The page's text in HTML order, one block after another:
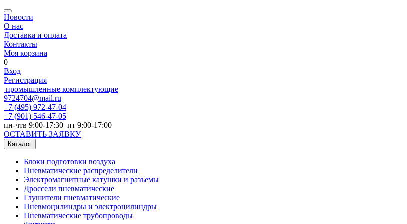
Новости
О нас
Доставка и оплата
Контакты
Моя корзина
0
Вход
Регистрация
промышленные комплектующие
9724704@mail.ru
+7 (495) 972-47-04
+7 (901) 546-47-05
пн-чтв 9:00-17:30 пт 9:00-17:00
ОСТАВИТЬ ЗАЯВКУ
Каталог
Блоки подготовки воздуха
Пневматические распределители
Электромагнитные катушки и разъемы
Дроссели пневматические
Глушители пневматические
Пневмоцилиндры и электроцилиндры
Пневматические трубопроводы